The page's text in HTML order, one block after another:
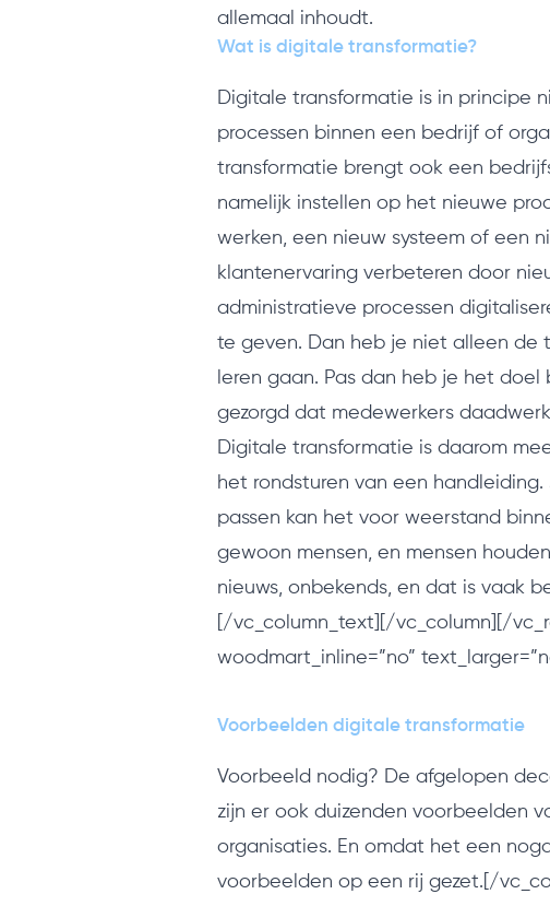
allemaal inhoudt.
Wat is digitale transformatie?
Digitale transformatie is in principe
processen binnen een bedrijf of
transformatie brengt ook een
namelijk instellen op het nieuwe
werken, een nieuw systeem of een
klantenervaring verbeteren door
administratieve processen
te geven. Dan heb je niet alleen
leren gaan. Pas dan heb je het
gezorgd dat medewerkers
Digitale transformatie is daarom
het rondsturen van een
passen kan het voor weerstand
gewoon mensen, en mensen
nieuws, onbekends, en dat is vaak
[/vc_column_text][/vc_column][/
woodmart_inline=”no”
Voorbeelden digitale transformatie
Voorbeeld nodig? De afgelopen
zijn er ook duizenden voorbeelden
organisaties. En omdat het een
voorbeelden op een rij gezet.[/